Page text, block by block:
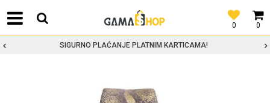
0
0
SIGURNO PLAĆANJE PLATNIM KARTICAMA!